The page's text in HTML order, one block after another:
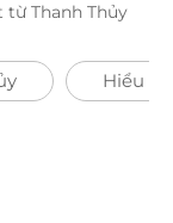
Thanh Thủy
Hiểu